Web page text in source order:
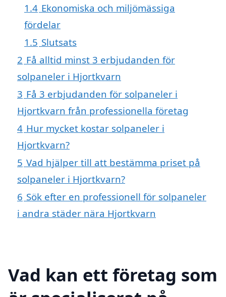
1.4 Ekonomiska och miljömässiga
fördelar
1.5 Slutsats
2 Få alltid minst 3 erbjudanden för
solpaneler i Hjortkvarn
3 Få 3 erbjudanden för solpaneler i
Hjortkvarn från professionella företag
4 Hur mycket kostar solpaneler i
Hjortkvarn?
5 Vad hjälper till att bestämma priset på
solpaneler i Hjortkvarn?
6 Sök efter en professionell för solpaneler
i andra städer nära Hjortkvarn
Vad kan ett företag som